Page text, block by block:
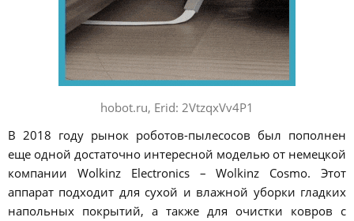
hobot.ru, Erid: 2VtzqxVv4P1
В 2018 году рынок роботов-пылесосов был пополнен
еще одной достаточно интересной моделью от немецкой
компании Wolkinz Electronics – Wolkinz Cosmo. Этот
аппарат подходит для сухой и влажной уборки гладких
напольных покрытий, а также для очистки ковров с